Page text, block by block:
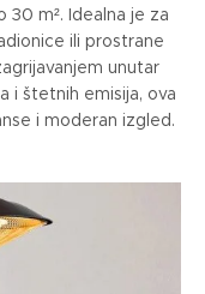
30 m². Idealna je za
ili prostrane
unutar
i štetnih emisija, ova
i moderan izgled.